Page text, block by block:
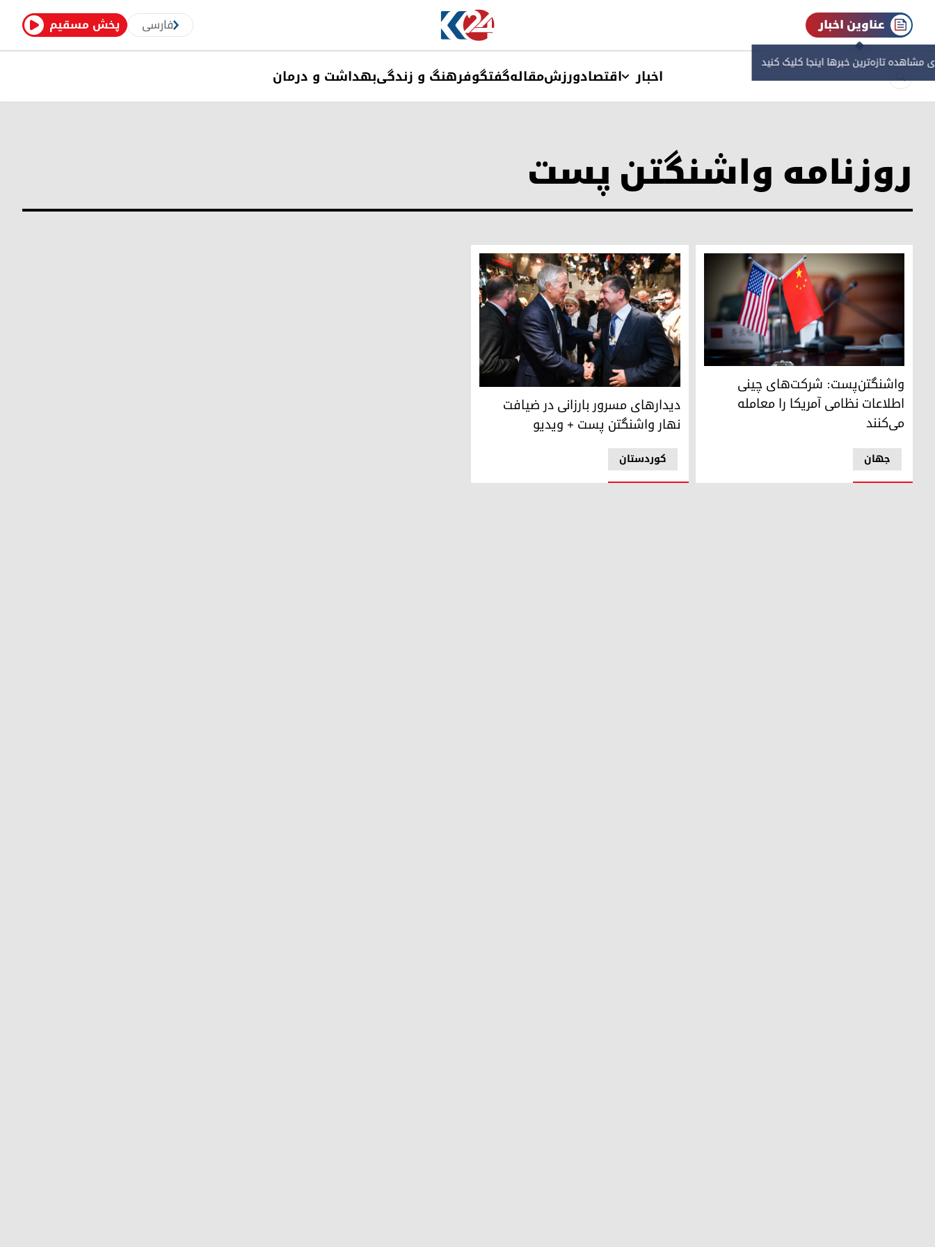
پخش مسقیم فارسی عناوین اخبار
مشاهده‌ تازه‌ترین خبرها اینجا کلیک کنید
اخبار اقتصادورزشمقالهگفتگوفرهنگ و زندگیبهداشت و درمان
روزنامه واشنگتن پست
واشنگتن‌پست: شرکت‌های چینی اطلاعات نظامی آمریکا را معامله می‌کنند
جهان
واشنگتن‌پست: شرکت‌های چینی
اطلاعات نظامی آمریکا را معامله
می‌کنند
مسرور بارزانی، نخست وزیر اقلیم کوردستان و تونی بلر، نخست وزیر پیشێن انگلستان
کوردستان
دیدارهای مسرور بارزانی در ضیافت
نهار واشنگتن پست + ویدیو